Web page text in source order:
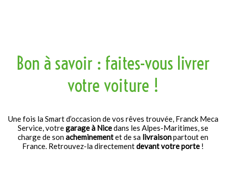
Bon à savoir : faites-vous livrer
votre voiture !
Une fois la Smart d’occasion de vos rêves trouvée, Franck Meca
Service, votregarage à Nicedans les Alpes-Maritimes, se
charge de sonacheminementet de sa livraisonpartout en
France. Retrouvez-la directementdevant votre porte !